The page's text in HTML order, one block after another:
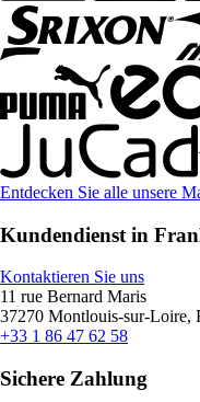
Entdecken Sie alle unsere
Kundendienst in
Kontaktieren Sie uns
11 rue Bernard Maris
37270 Montlouis-sur-Loire,
+33 1 86 47 62 58
Sichere Zahlung